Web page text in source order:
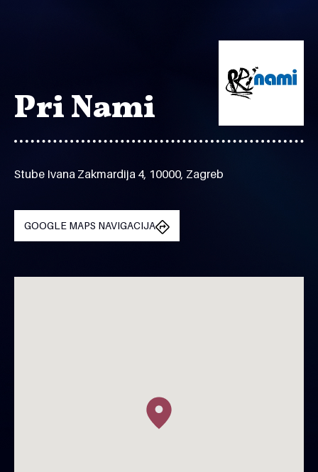
Pri Nami
Stube Ivana Zakmardija 4, 10000, Zagreb
GOOGLE MAPS NAVIGACIJA